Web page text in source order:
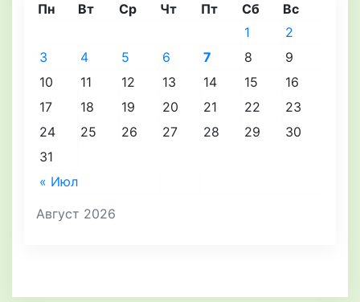
Август 2026
Пн Вт Ср Чт Пт Сб Вс
« Июл
1
2
3
4 5 6 7 8
9
10
11 12 13 14 15
16
17
18 19 20 21 22
23
24
25 26 27 28 29
30
31